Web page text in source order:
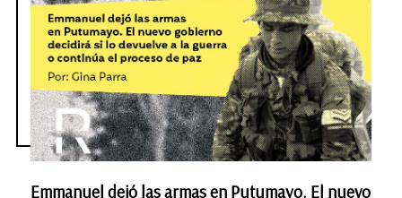
Emmanuel dejó las armas en Putumayo. El nuevo